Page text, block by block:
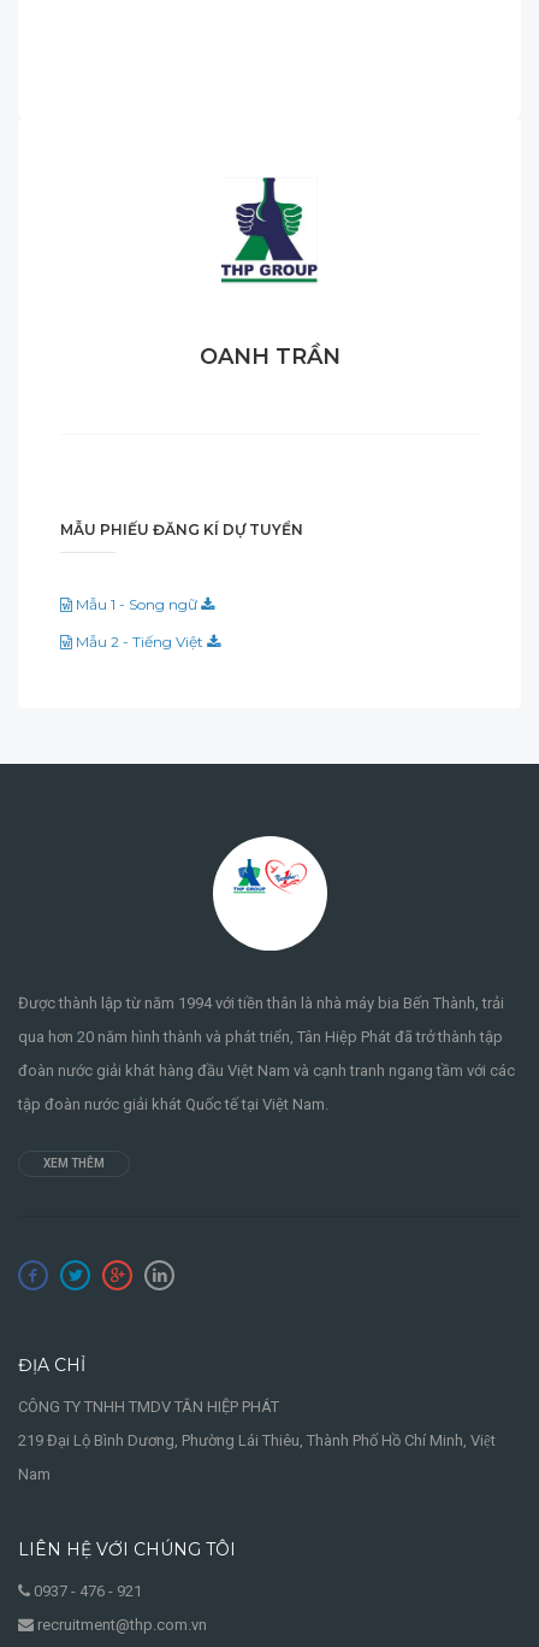
OANH TRẦN
MẪU PHIẾU ĐĂNG KÍ DỰ TUYỂN
Mẫu 1 - Song ngữ
Mẫu 2 - Tiếng Việt
Được thành lập từ năm 1994 với tiền thân là nhà máy bia Bến Thành, trải
qua hơn 20 năm hình thành và phát triển, Tân Hiệp Phát đã trở thành tập
đoàn nước giải khát hàng đầu Việt Nam và cạnh tranh ngang tầm với các
tập đoàn nước giải khát Quốc tế tại Việt Nam.
XEM THÊM
ĐỊA CHỈ
CÔNG TY TNHH TMDV TÂN HIỆP PHÁT
219 Đại Lộ Bình Dương, Phường Lái Thiêu, Thành Phố Hồ Chí Minh, Việt
Nam
LIÊN HỆ VỚI CHÚNG TÔI
0937 - 476 - 921
recruitment@thp.com.vn